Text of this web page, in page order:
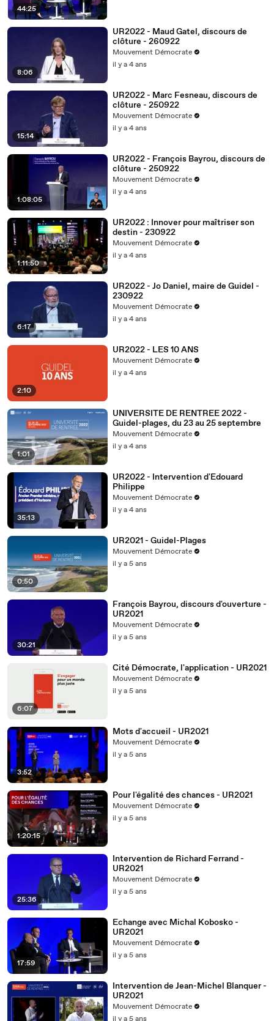
44:25
8:06
UR2022 - Maud Gatel, discours de
clôture - 260922
Mouvement Démocrate
il y a 4 ans
15:14
UR2022 - Marc Fesneau, discours de
clôture - 250922
Mouvement Démocrate
il y a 4 ans
1:08:05
UR2022 - François Bayrou, discours de
clôture - 250922
Mouvement Démocrate
il y a 4 ans
1:11:50
UR2022 : Innover pour maîtriser son
destin - 230922
Mouvement Démocrate
il y a 4 ans
6:17
UR2022 - Jo Daniel, maire de Guidel -
230922
Mouvement Démocrate
il y a 4 ans
2:10
UR2022 - LES 10 ANS
Mouvement Démocrate
il y a 4 ans
1:01
UNIVERSITE DE RENTREE 2022 -
Guidel-plages, du 23 au 25 septembre
Mouvement Démocrate
il y a 4 ans
35:13
UR2022 - Intervention d'Edouard
Philippe
Mouvement Démocrate
il y a 4 ans
0:50
UR2021 - Guidel-Plages
Mouvement Démocrate
il y a 5 ans
30:21
François Bayrou, discours d'ouverture -
UR2021
Mouvement Démocrate
il y a 5 ans
6:07
Cité Démocrate, l'application - UR2021
Mouvement Démocrate
il y a 5 ans
3:52
Mots d'accueil - UR2021
Mouvement Démocrate
il y a 5 ans
1:20:15
Pour l'égalité des chances - UR2021
Mouvement Démocrate
il y a 5 ans
25:36
Intervention de Richard Ferrand -
UR2021
Mouvement Démocrate
il y a 5 ans
17:59
Echange avec Michal Kobosko -
UR2021
Mouvement Démocrate
il y a 5 ans
Intervention de Jean-Michel Blanquer -
UR2021
Mouvement Démocrate